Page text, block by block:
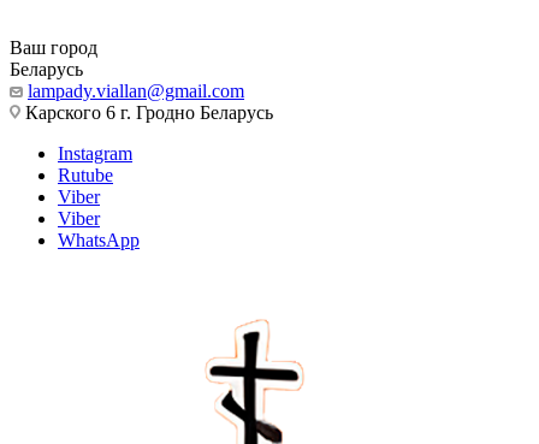
Ваш город
Беларусь
lampady.viallan@gmail.com
Карского 6 г. Гродно Беларусь
Instagram
Rutube
Viber
Viber
WhatsApp